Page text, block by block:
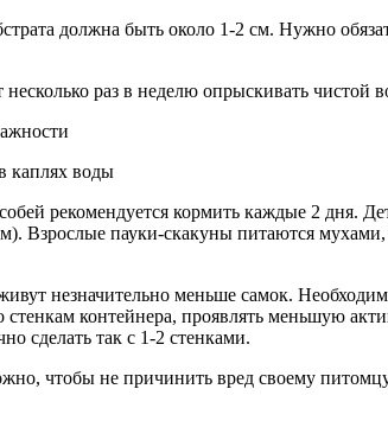
должна быть около 1-2 см. Нужно
раз в неделю опрыскивать чистой
каплях воды
рекомендуется кормить каждые 2 дня.
Взрослые пауки-скакуны питаются
незначительно меньше самок.
контейнера, проявлять меньшую
сделать так с 1-2 стенками.
чтобы не причинить вред своему